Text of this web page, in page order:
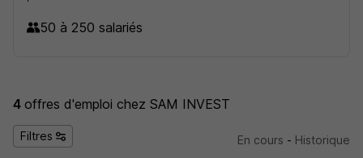
50 à 250 salariés
4 offres d'emploi chez SAM INVEST
Filtres En cours - Historique